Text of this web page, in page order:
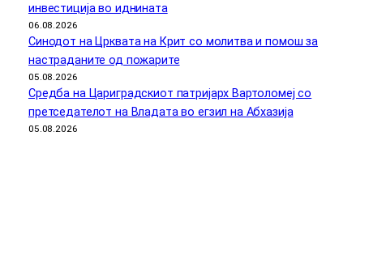
инвестиција во иднината
06.08.2026
Синодот на Црквата на Крит со молитва и помош за
настраданите од пожарите
05.08.2026
Средба на Цариградскиот патријарх Вартоломеј со
претседателот на Владата во егзил на Абхазија
05.08.2026